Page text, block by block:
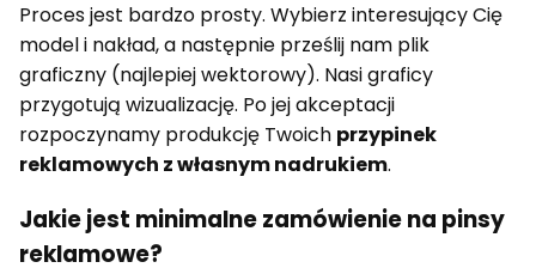
Proces jest bardzo prosty. Wybierz interesujący Cię
model i nakład, a następnie prześlij nam plik
graficzny (najlepiej wektorowy). Nasi graficy
przygotują wizualizację. Po jej akceptacji
rozpoczynamy produkcję Twoich przypinek
reklamowych z własnym nadrukiem.
Jakie jest minimalne zamówienie na pinsy
reklamowe?